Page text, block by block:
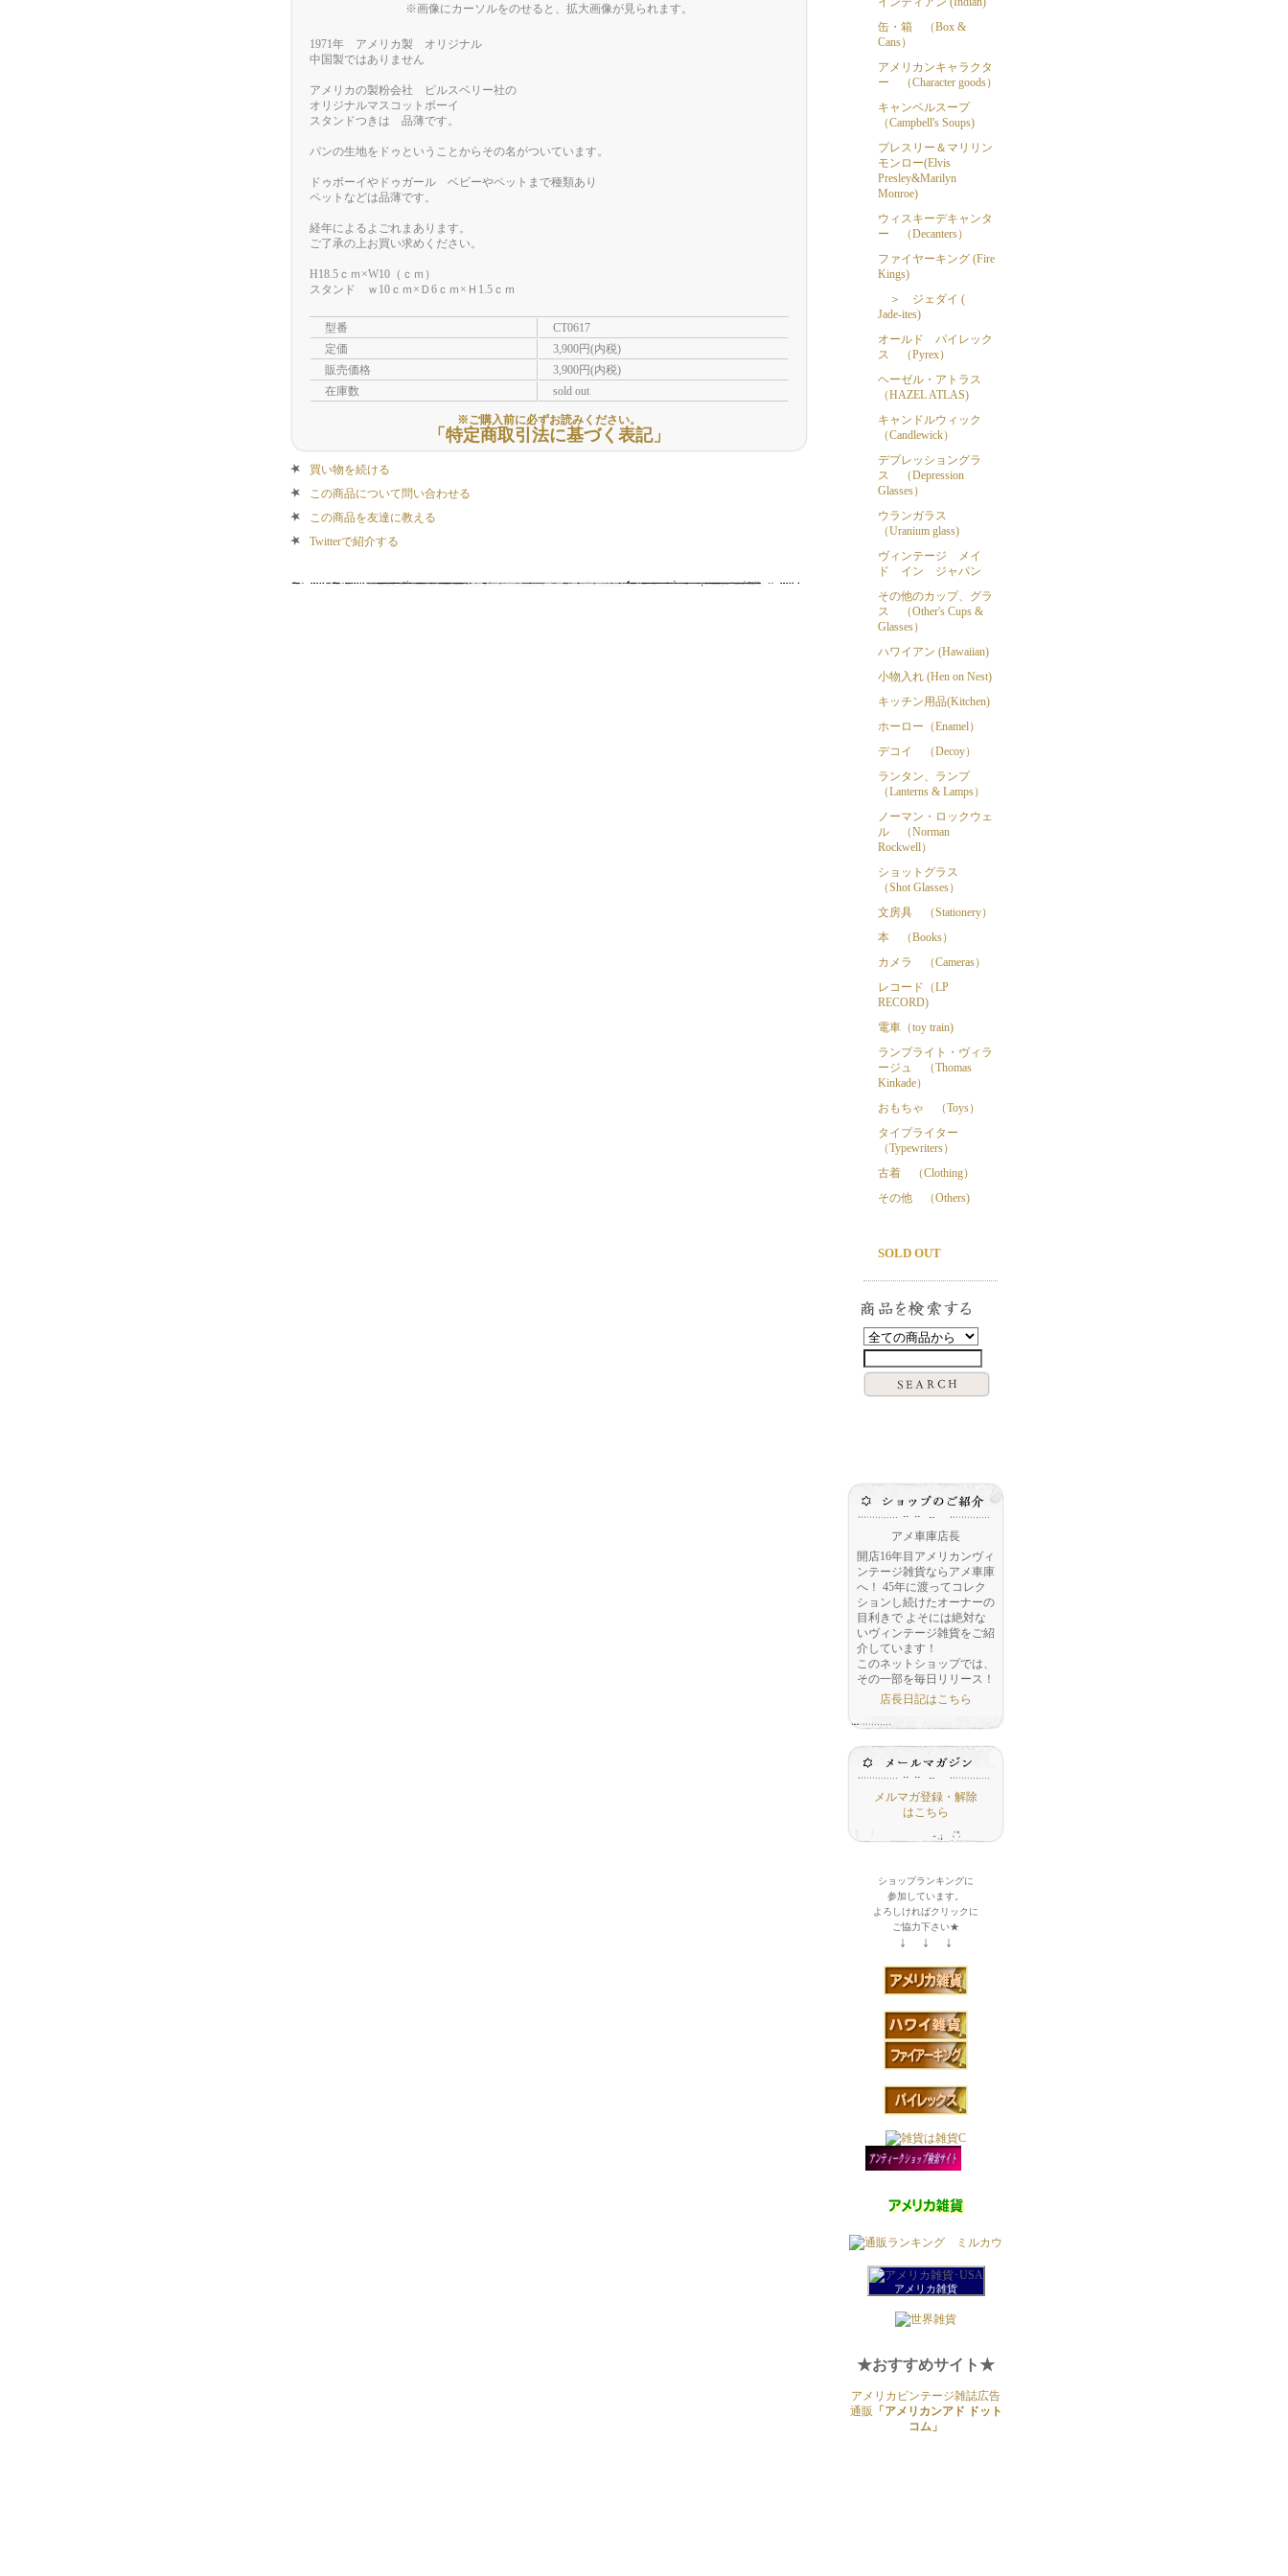
※画像にカーソルをのせると、拡大画像が見られます。
1971年 アメリカ製 オリジナル
中国製ではありません
アメリカの製粉会社 ピルスベリー社の
オリジナルマスコットボーイ
スタンドつきは 品薄です。
パンの生地をドゥということからその名がついています。
ドゥボーイやドゥガール ベビーやペットまで種類あり
ペットなどは品薄です。
経年によるよごれまあります。
ご了承の上お買い求めください。
H18.5ｃｍ×W10（ｃｍ）
スタンド ｗ10ｃｍ×Ｄ6ｃｍ×Ｈ1.5ｃｍ
型番
CT0617
定価
3,900円(内税)
販売価格
3,900円(内税)
在庫数
sold out
※ご購入前に必ずお読みください。
「特定商取引法に基づく表記」
買い物を続ける
この商品について問い合わせる
この商品を友達に教える
Twitterで紹介する
缶・箱 （Box &
Cans）
アメリカンキャラクタ
ー （Character goods）
キャンベルスープ
（Campbell's Soups)
プレスリー＆マリリン
モンロー(Elvis
Presley&Marilyn
Monroe)
ウィスキーデキャンタ
ー （Decanters）
ファイヤーキング (Fire
Kings)
＞ ジェダイ (
Jade-ites)
オールド パイレック
ス （Pyrex）
ヘーゼル・アトラス
（HAZEL ATLAS)
キャンドルウィック
（Candlewick）
デプレッショングラ
ス （Depression
Glasses）
ウランガラス
（Uranium glass)
ヴィンテージ メイ
ド イン ジャパン
その他のカップ、グラ
ス （Other's Cups &
Glasses）
ハワイアン (Hawaiian)
小物入れ (Hen on Nest)
キッチン用品(Kitchen)
ホーロー（Enamel）
デコイ （Decoy）
ランタン、ランプ
（Lanterns & Lamps）
ノーマン・ロックウェ
ル （Norman
Rockwell）
ショットグラス
（Shot Glasses）
文房具 （Stationery）
本 （Books）
カメラ （Cameras）
レコード（LP
RECORD)
電車（toy train)
ランプライト・ヴィラ
ージュ （Thomas
Kinkade）
おもちゃ （Toys）
タイプライター
（Typewriters）
古着 （Clothing）
その他 （Others)
SOLD OUT
アメ車庫店長
開店16年目アメリカンヴィ
ンテージ雑貨ならアメ車庫
へ！ 45年に渡ってコレク
ションし続けたオーナーの
目利きで よそには絶対な
いヴィンテージ雑貨をご紹
介しています！
このネットショップでは、
その一部を毎日リリース！
店長日記はこちら
メルマガ登録・解除
はこちら
ショップランキングに
参加しています。
よろしければクリックに
ご協力下さい★
↓ ↓ ↓
アメリカ雑貨
★おすすめサイト★
アメリカビンテージ雑誌広告
通販
「アメリカンアド ドット
コム」